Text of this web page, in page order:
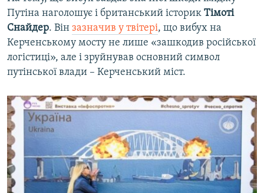
Путіна наголошує і британський історик Тімоті
Снайдер. Він зазначив у твітері, що вибух на
Керченському мосту не лише «зашкодив російської
логістиці», але і зруйнував основний символ
путінської влади – Керченський міст.